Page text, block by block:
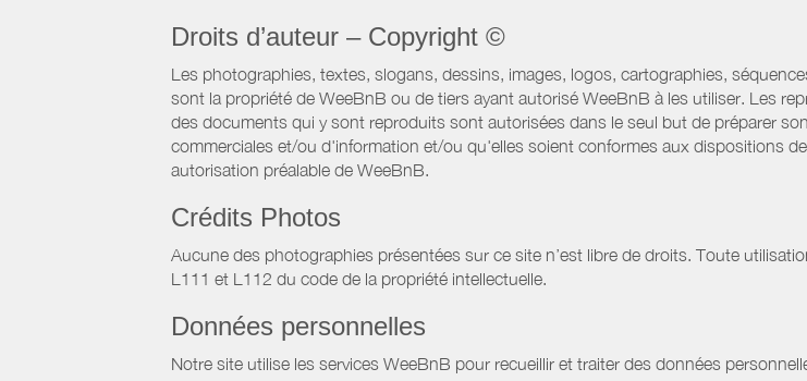
Droits d’auteur – Copyright ©
Les photographies, textes, slogans, dessins, images, logos, cartographies,
sont la propriété de WeeBnB ou de tiers ayant autorisé WeeBnB à les utiliser. Les
des documents qui y sont reproduits sont autorisées dans le seul but de préparer
commerciales et/ou d'information et/ou qu'elles soient conformes aux dispositions
autorisation préalable de WeeBnB.
Crédits Photos
Aucune des photographies présentées sur ce site n’est libre de droits. Toute
L111 et L112 du code de la propriété intellectuelle.
Données personnelles
Notre site utilise les services WeeBnB pour recueillir et traiter des données